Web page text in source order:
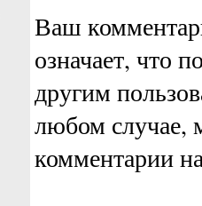
Ваш
означает, что
другим
любом случае,
комментарии